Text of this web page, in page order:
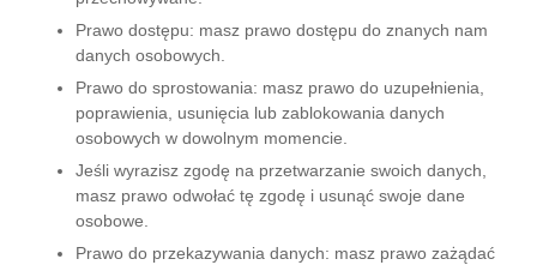
Prawo dostępu: masz prawo dostępu do znanych nam
danych osobowych.
Prawo do sprostowania: masz prawo do uzupełnienia,
poprawienia, usunięcia lub zablokowania danych
osobowych w dowolnym momencie.
Jeśli wyrazisz zgodę na przetwarzanie swoich danych,
masz prawo odwołać tę zgodę i usunąć swoje dane
osobowe.
Prawo do przekazywania danych: masz prawo zażądać